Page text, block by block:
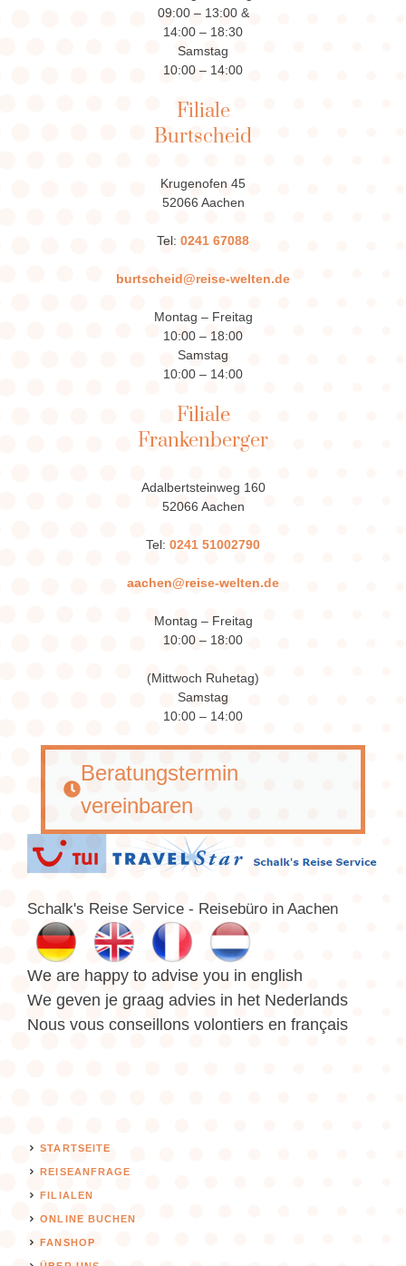
09:00 – 13:00 &
14:00 – 18:30
Samstag
10:00 – 14:00
Filiale
Burtscheid
Krugenofen 45
52066 Aachen
Tel: 0241 67088
burtscheid@reise-welten.de
Montag – Freitag
10:00 – 18:00
Samstag
10:00 – 14:00
Filiale
Frankenberger
Adalbertsteinweg 160
52066 Aachen
Tel: 0241 51002790
aachen@reise-welten.de
Montag – Freitag
10:00 – 18:00
(Mittwoch Ruhetag)
Samstag
10:00 – 14:00
Beratungstermin
vereinbaren
Schalk's Reise Service - Reisebüro in Aachen
We are happy to advise you in english
We geven je graag advies in het Nederlands
Nous vous conseillons volontiers en français
STARTSEITE
REISEANFRAGE
FILIALEN
ONLINE BUCHEN
FANSHOP